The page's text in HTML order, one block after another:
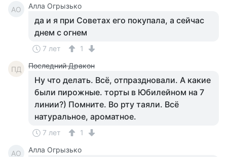
АО Алла Огрызько
да и я при Советах его покупала, а сейчас
днем с огнем
7 лет 1
ПД Последний Дракон
Ну что делать. Всё, отпраздновали. А какие
были пирожные. торты в Юбилейном на 7
линии?) Помните. Во рту таяли. Всё
натуральное, ароматное.
7 лет 1
АО Алла Огрызько